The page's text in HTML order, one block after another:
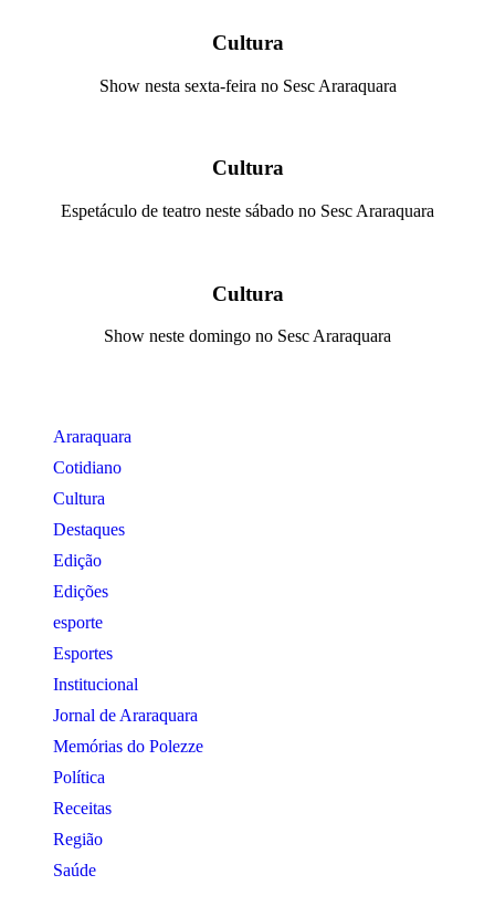
Cultura
Show nesta sexta-feira no Sesc Araraquara
Cultura
Espetáculo de teatro neste sábado no Sesc Araraquara
Cultura
Show neste domingo no Sesc Araraquara
Araraquara
Cotidiano
Cultura
Destaques
Edição
Edições
esporte
Esportes
Institucional
Jornal de Araraquara
Memórias do Polezze
Política
Receitas
Região
Saúde